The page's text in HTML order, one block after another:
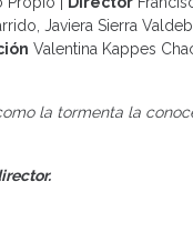
Javiera Sierra
Valentina Kappes
la tormenta la